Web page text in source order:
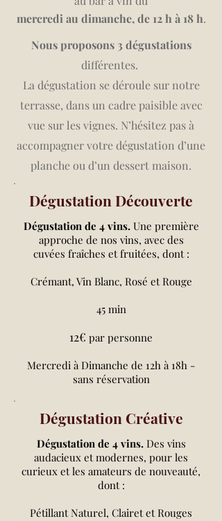
mercredi au dimanche, de 12 h à 18 h.
Nous proposons 3 dégustations
différentes.
La dégustation se déroule sur notre
terrasse, dans un cadre paisible avec
vue sur les vignes. N’hésitez pas à
accompagner votre dégustation d’une
planche ou d’un dessert maison.
Dégustation Découverte
Dégustation de 4 vins. Une première
approche de nos vins, avec des
cuvées fraîches et fruitées, dont :
Crémant, Vin Blanc, Rosé et Rouge
45 min
12€ par personne
Mercredi à Dimanche de 12h à 18h -
sans réservation
Dégustation Créative
Dégustation de 4 vins. Des vins
audacieux et modernes, pour les
curieux et les amateurs de nouveauté,
dont :
Pétillant Naturel, Clairet et Rouges​